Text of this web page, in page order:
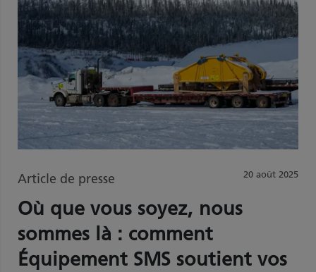
20 août 2025
Article de presse
Où que vous soyez, nous
sommes là : comment
Équipement SMS soutient vos